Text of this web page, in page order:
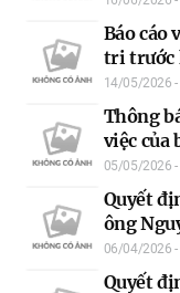
Báo cáo
tri trước
tỉnh
14/05/2026 -
Thông
việc của
Tân
Tuyên
05/05/2026 -
Quyết
ông
Bắc
06/04/2026 -
Quyết